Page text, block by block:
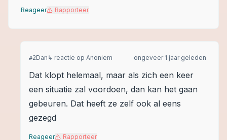
Reageer Rapporteer
#2Dan ↳ reactie op Anoniem ongeveer 1 jaar geleden
Dat klopt helemaal, maar als zich een keer
een situatie zal voordoen, dan kan het gaan
gebeuren. Dat heeft ze zelf ook al eens
gezegd
Reageer Rapporteer